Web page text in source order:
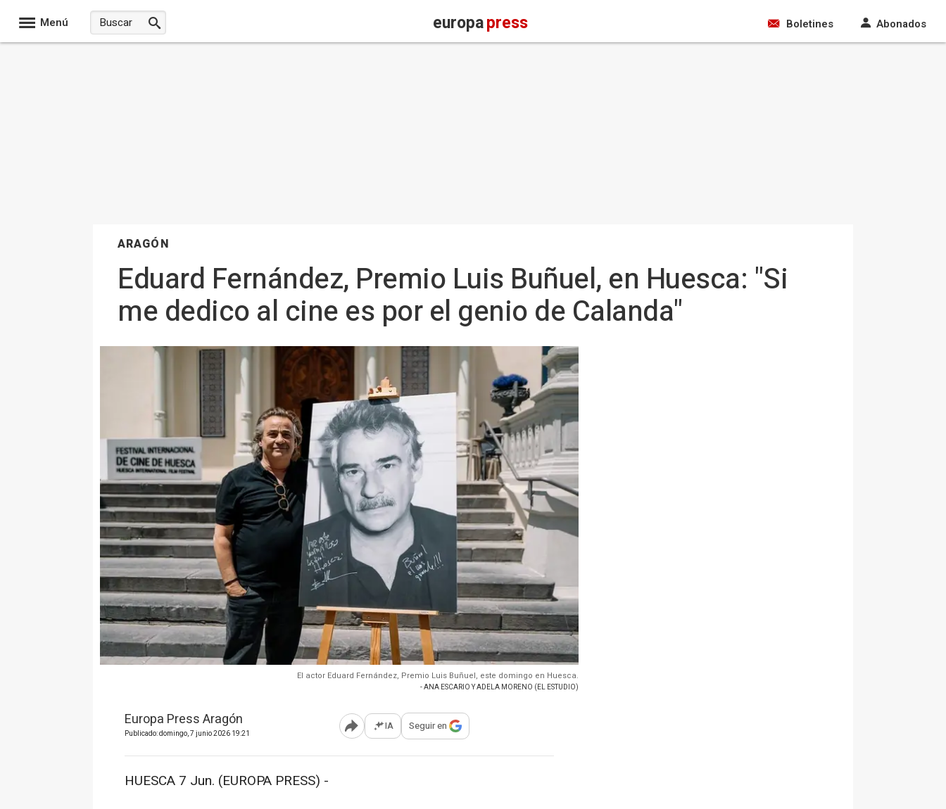
Menú europapress Boletines Abonados
ARAGÓN
Eduard Fernández, Premio Luis Buñuel, en Huesca: "Si
me dedico al cine es por el genio de Calanda"
El actor Eduard Fernández, Premio Luis Buñuel, este domingo en Huesca.
- ANA ESCARIO Y ADELA MORENO (EL ESTUDIO)
Europa Press Aragón
Publicado: domingo, 7 junio 2026 19:21 Abrir opciones para compartir
IA Seguir en
HUESCA 7 Jun. (EUROPA PRESS) -